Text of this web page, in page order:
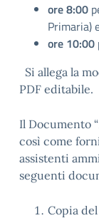
ore 8:00
Primaria)
ore 10:00
Si allega la
PDF editabile.
Il Documento
così come
assistenti
seguenti
Copia